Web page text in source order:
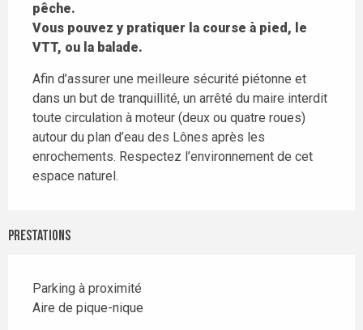
pêche.
Vous pouvez y pratiquer la course à pied, le
VTT, ou la balade.
Afin d’assurer une meilleure sécurité piétonne et
dans un but de tranquillité, un arrêté du maire interdit
toute circulation à moteur (deux ou quatre roues)
autour du plan d’eau des Lônes après les
enrochements. Respectez l’environnement de cet
espace naturel.
Prestations
Parking à proximité
Aire de pique-nique